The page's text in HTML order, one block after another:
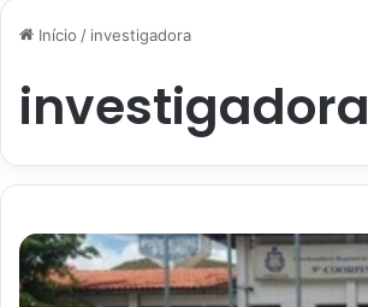
Início / investigadora
investigadora